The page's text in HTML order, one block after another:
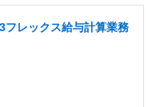
フレックス給与計算業務